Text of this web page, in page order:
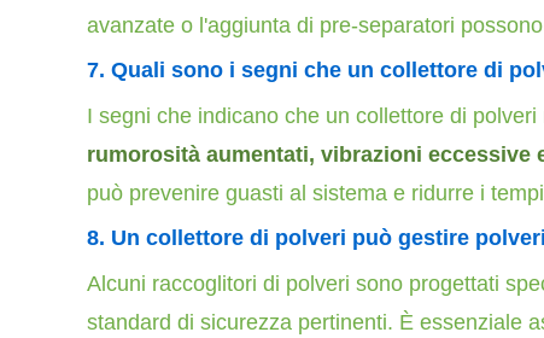
avanzate o l'aggiunta di pre-separatori
7. Quali sono i segni che un collettore di
I segni che indicano che un collettore di
rumorosità aumentati, vibrazioni
può prevenire guasti al sistema e ridurre i
8. Un collettore di polveri può gestire
Alcuni raccoglitori di polveri sono progettati
standard di sicurezza pertinenti. È essenziale